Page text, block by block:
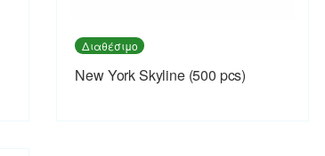
Διαθέσιμο
New York Skyline (500 pcs)